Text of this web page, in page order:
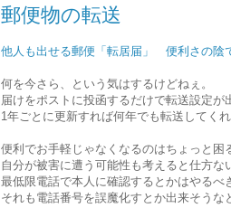
郵便物の転送
他人も出せる郵便「転居届」 便利さの陰
何を今さら、という気はするけどねぇ。
届けをポストに投函するだけで転送設定が
1年ごとに更新すれば何年でも転送してく
便利でお手軽じゃなくなるのはちょっと困
自分が被害に遭う可能性も考えると仕方な
最低限電話で本人に確認するとかはやるべ
それも電話番号を誤魔化すとか出来そうな